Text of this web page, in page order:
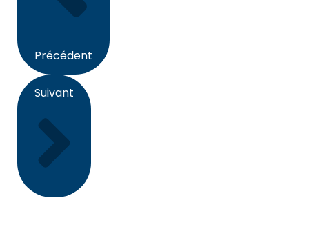
Précédent
Suivant